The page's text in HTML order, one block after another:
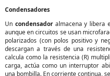
Condensadores
Un condensadoralmacena y libera
aunque en circuitos se usan
polarizados (con polos positivo y
descargan a través de una
calcula como la resistencia (R)
carga, actúa como un interruptor
una bombilla. En corriente continua,